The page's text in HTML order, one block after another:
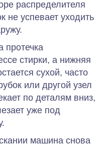
распределителя
не успевает уходить
протечка
стирки, а нижняя
сухой, часто
или другой узел
по деталям вниз,
уже под
машина снова